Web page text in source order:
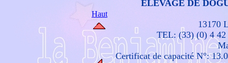
Haut
ELEVAGE DE
13170
TEL: (33) (0) 4
Certificat de capacité N°: